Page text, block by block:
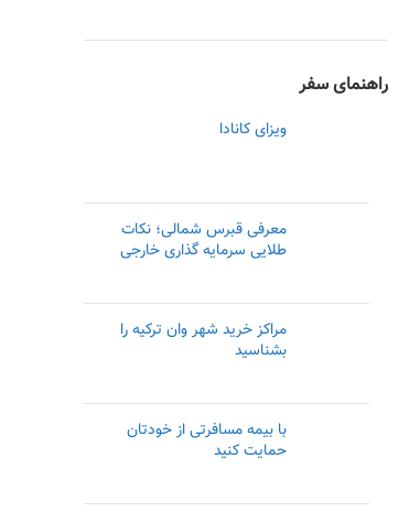
راهنمای سفر
ویزای کانادا
معرفی قبرس شمالی؛ نکات
طلایی سرمایه گذاری خارجی
مراکز خرید شهر وان ترکیه را
بشناسید
با بیمه مسافرتی از خودتان
حمایت کنید